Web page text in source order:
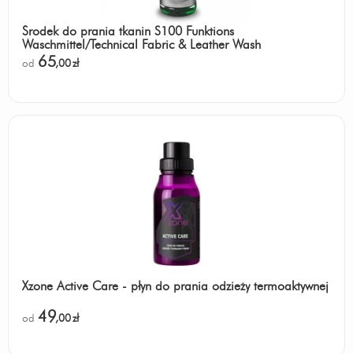
Środek do prania tkanin S100 Funktions
Waschmittel/Technical Fabric & Leather Wash
od 65,00zł
Xzone Active Care - płyn do prania odzieży termoaktywnej
od 49,00zł